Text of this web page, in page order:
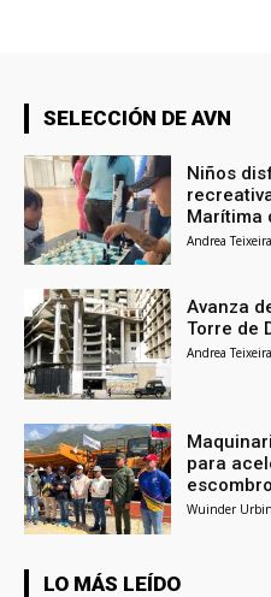
SELECCIÓN DE AVN
Niños
Marítima
Andrea Teixeira
Avanza
Torre de
Andrea Teixeira
para
Wuinder
LO MÁS LEÍDO